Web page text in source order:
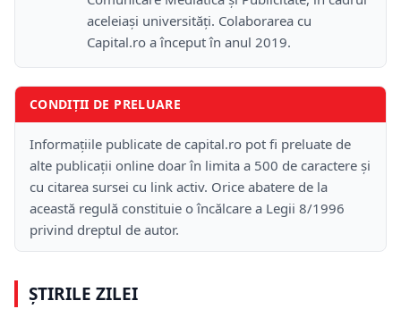
aceleiași universități. Colaborarea cu
Capital.ro a început în anul 2019.
CONDIȚII DE PRELUARE
Informațiile publicate de capital.ro pot fi preluate de
alte publicații online doar în limita a 500 de caractere și
cu citarea sursei cu link activ. Orice abatere de la
această regulă constituie o încălcare a Legii 8/1996
privind dreptul de autor.
ȘTIRILE ZILEI